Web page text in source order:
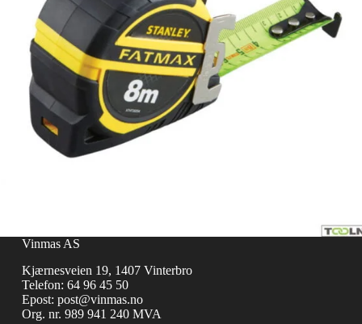
Vinmas AS
Kjærnesveien 19, 1407 Vinterbro
Telefon: 64 96 45 50
Epost: post@vinmas.no
Org. nr. 989 941 240 MVA